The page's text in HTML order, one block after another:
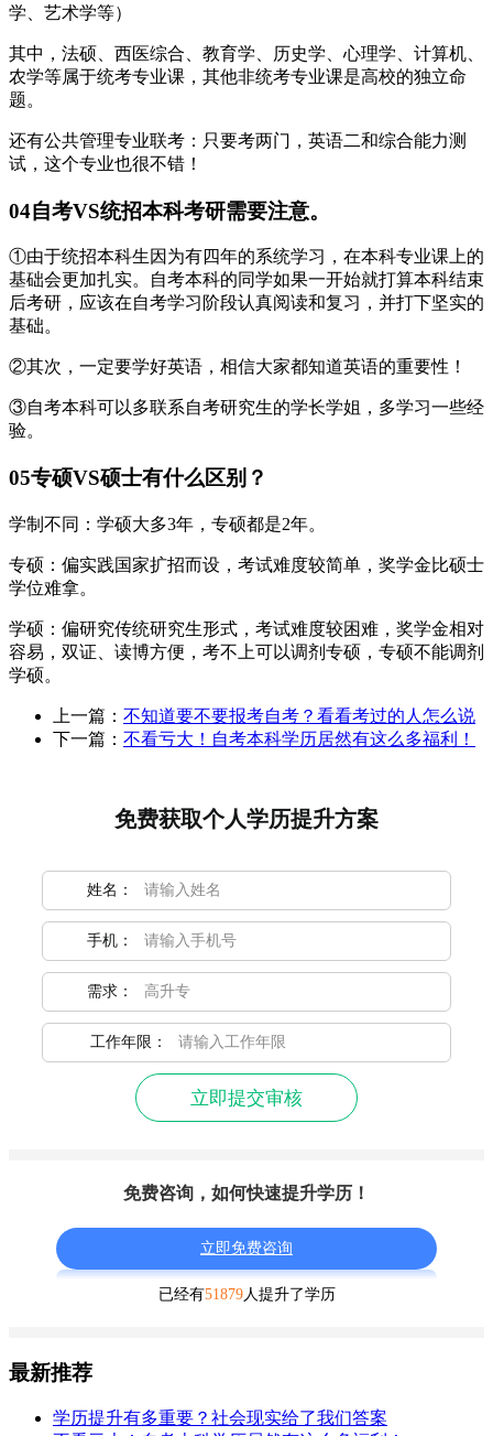
学、艺术学等）
其中，法硕、西医综合、教育学、历史学、心理学、计算机、
农学等属于统考专业课，其他非统考专业课是高校的独立命
题。
还有公共管理专业联考：只要考两门，英语二和综合能力测
试，这个专业也很不错！
04自考VS统招本科考研需要注意。
①由于统招本科生因为有四年的系统学习，在本科专业课上的
基础会更加扎实。自考本科的同学如果一开始就打算本科结束
后考研，应该在自考学习阶段认真阅读和复习，并打下坚实的
基础。
②其次，一定要学好英语，相信大家都知道英语的重要性！
③自考本科可以多联系自考研究生的学长学姐，多学习一些经
验。
05专硕VS硕士有什么区别？
学制不同：学硕大多3年，专硕都是2年。
专硕：偏实践国家扩招而设，考试难度较简单，奖学金比硕士
学位难拿。
学硕：偏研究传统研究生形式，考试难度较困难，奖学金相对
容易，双证、读博方便，考不上可以调剂专硕，专硕不能调剂
学硕。
上一篇： 不知道要不要报考自考？看看考过的人怎么说
下一篇： 不看亏大！自考本科学历居然有这么多福利！
免费获取个人学历提升方案
姓名：
手机：
需求：
工作年限：
立即提交审核
免费咨询，如何快速提升学历！
立即免费咨询
已经有51879人提升了学历
最新推荐
学历提升有多重要？社会现实给了我们答案